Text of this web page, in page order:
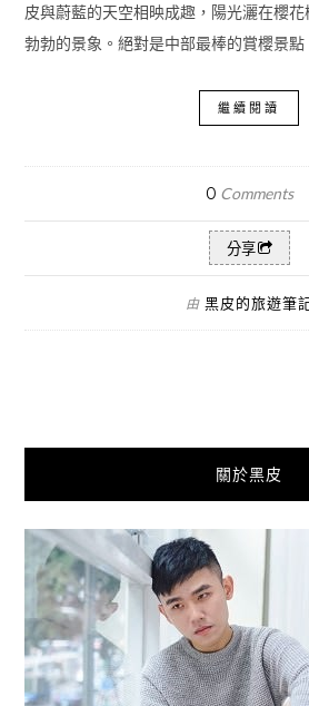
皮與蔚藍的天空相映成趣，陽光灑在櫻
勃勃的景象。絕對是中部最棒的賞櫻景
繼續閱讀
0 Comments
分享
由 黑皮的旅遊筆
關於黑皮